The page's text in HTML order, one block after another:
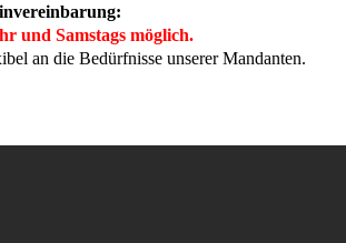
und Samstags möglich.
an die Bedürfnisse unserer Mandanten.